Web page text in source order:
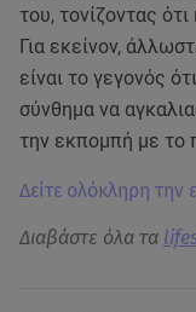
του, τονίζοντας
Για εκείνον,
είναι το γεγονός
σύνθημα να
την εκπομπή με το
Δείτε ολόκληρη
Διαβάστε όλα τα